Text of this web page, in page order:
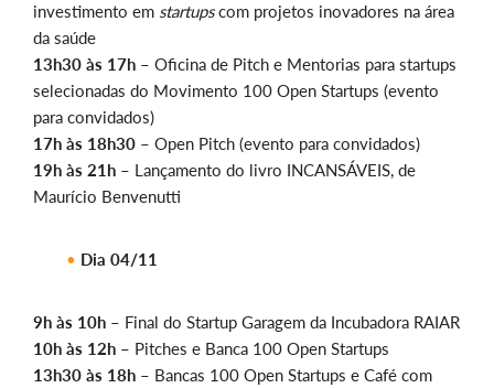
investimento em startupscom projetos inovadores na área
da saúde
13h30 às 17h – Oficina de Pitch e Mentorias para startups
selecionadas do Movimento 100 Open Startups (evento
para convidados)
17h às 18h30 – Open Pitch (evento para convidados)
19h às 21h – Lançamento do livro INCANSÁVEIS, de
Maurício Benvenutti
Dia 04/11
9h às 10h – Final do Startup Garagem da Incubadora RAIAR
10h às 12h – Pitches e Banca 100 Open Startups
13h30 às 18h – Bancas 100 Open Startups e Café com